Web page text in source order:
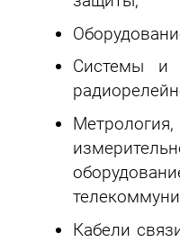
Системы и
Кабели